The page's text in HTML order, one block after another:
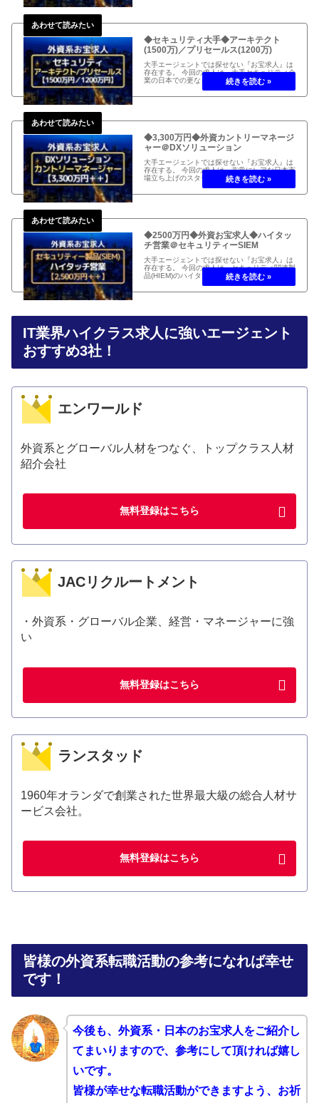
◆セキュリティ大手◆アーキテクト
(1500万)／プリセールス(1200万)
大手エージェントでは探せない『お宝求人』は
存在する。 今回の求人は、大手セキュリティ企
業の日本での更なる事業拡大が背景です。 待遇
も魅力的なポジションはアーキテクトとプリセ
ールス、年棒アップも可能。
◆3,300万円◆外資カントリーマネージ
ャー＠DXソリューション
大手エージェントでは探せない『お宝求人』は
存在する。 今回の求人は、非常にレアな日本市
場立ち上げのスタートアップ責任者、DXソリ
ューションのカントリーマネージャー。 待遇も
魅力的で、現在の給与考慮の上、3300万円の
◆2500万円◆外資お宝求人◆ハイタッ
チ営業＠セキュリティーSIEM
大手エージェントでは探せない『お宝求人』は
存在する。 今回の求人は、セキュリティ関連製
品(HIEM)のハイタッチ・パートナー・セール
ス。 待遇も魅力的で、現在の給与考慮の上、
2500万円以上の年棒も可能。
IT業界ハイクラス求人に強いエージェント
おすすめ3社！
エンワールド
外資系とグローバル人材をつなぐ、トップクラス人材
紹介会社
無料登録はこちら
JACリクルートメント
・外資系・グローバル企業、経営・マネージャーに強
い
無料登録はこちら
ランスタッド
1960年オランダで創業された世界最大級の総合人材サ
ービス会社。
無料登録はこちら
皆様の外資系転職活動の参考になれば幸せ
です！
今後も、外資系・日本のお宝求人をご紹介し
てまいりますので、 参考にして頂ければ嬉し
いです。
皆様が幸せな転職活動ができますよう、お祈